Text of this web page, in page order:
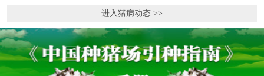
进入猪病动态 >>